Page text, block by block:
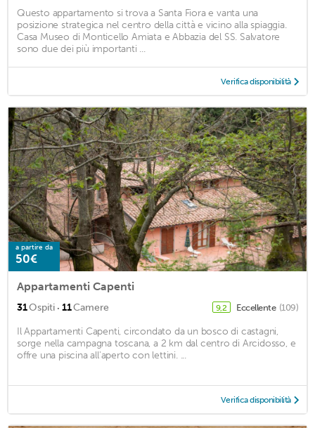
Questo appartamento si trova a Santa Fiora e vanta una
posizione strategica nel centro della città e vicino alla spiaggia.
Casa Museo di Monticello Amiata e Abbazia del SS. Salvatore
sono due dei più importanti ...
Verifica disponibilità
a partire da
50€
Appartamenti Capenti
31Ospiti · 11Camere 9,2 Eccellente (109)
Il Appartamenti Capenti, circondato da un bosco di castagni,
sorge nella campagna toscana, a 2 km dal centro di Arcidosso, e
offre una piscina all'aperto con lettini. ...
Verifica disponibilità